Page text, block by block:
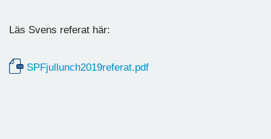
Läs Svens referat här:
SPFjullunch2019referat.pdf